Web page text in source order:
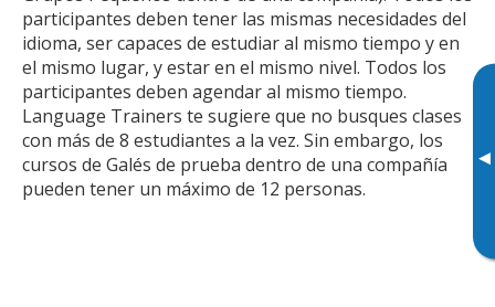
▸
participantes deben tener las mismas necesidades del
idioma, ser capaces de estudiar al mismo tiempo y en
el mismo lugar, y estar en el mismo nivel. Todos los
participantes deben agendar al mismo tiempo.
Language Trainers te sugiere que no busques clases
con más de 8 estudiantes a la vez. Sin embargo, los
cursos de Galés de prueba dentro de una compañía
pueden tener un máximo de 12 personas.